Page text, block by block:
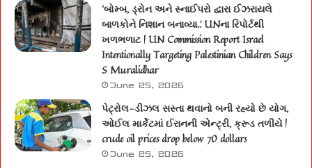
‘બોમ્બ, ડ્રોન અને સ્નાઈપરો દ્વારા ઈઝરાયલે
બાળકોને નિશાન બનાવ્યા..’ UNના રિપોર્ટથી
ખળભળાટ | UN Commission Report Israel
Intentionally Targeting Palestinian Children Says
S Muralidhar
June 25, 2026
પેટ્રોલ-ડીઝલ સસ્તા થવાનો બની રહ્યો છે યોગ,
ઓઈલ માર્કેટમાં ઈરાનની એન્ટ્રી, ક્રૂડ તળીયે |
crude oil prices drop below 70 dollars
June 25, 2026